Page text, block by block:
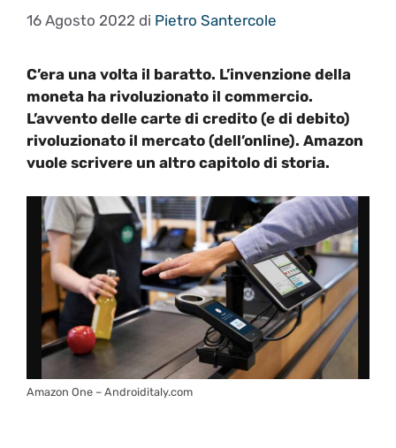
16 Agosto 2022 di Pietro Santercole
C’era una volta il baratto. L’invenzione della
moneta ha rivoluzionato il commercio.
L’avvento delle carte di credito (e di debito)
rivoluzionato il mercato (dell’online). Amazon
vuole scrivere un altro capitolo di storia.
Amazon One – Androiditaly.com